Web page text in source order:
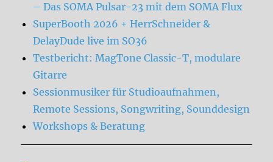
– Das SOMA Pulsar-23 mit dem SOMA Flux
SuperBooth 2026 + HerrSchneider &
DelayDude live im SO36
Testbericht: MagTone Classic-T, modulare
Gitarre
Sessionmusiker für Studioaufnahmen,
Remote Sessions, Songwriting, Sounddesign
Workshops & Beratung